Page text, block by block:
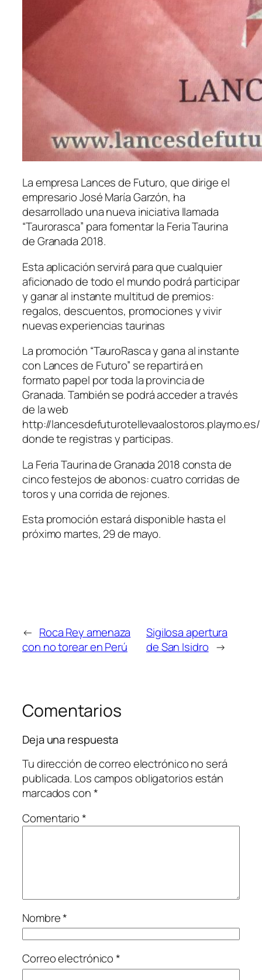
La empresa Lances de Futuro, que dirige el
empresario José María Garzón, ha
desarrollado una nueva iniciativa llamada
“Taurorasca” para fomentar la Feria Taurina
de Granada 2018.
Esta aplicación servirá para que cualquier
aficionado de todo el mundo podrá participar
y ganar al instante multitud de premios:
regalos, descuentos, promociones y vivir
nuevas experiencias taurinas
La promoción “TauroRasca y gana al instante
con Lances de Futuro” se repartirá en
formato papel por toda la provincia de
Granada. También se podrá acceder a través
de la web
http://lancesdefuturotellevaalostoros.playmo.es/
donde te registras y participas.
La Feria Taurina de Granada 2018 consta de
cinco festejos de abonos: cuatro corridas de
toros y una corrida de rejones.
Esta promoción estará disponible hasta el
próximo martes, 29 de mayo.
← Roca Rey amenaza
con no torear en Perú
Sigilosa apertura
de San Isidro →
Comentarios
Deja una respuesta
Tu dirección de correo electrónico no será
publicada. Los campos obligatorios están
marcados con*
Comentario*
Nombre*
Correo electrónico*